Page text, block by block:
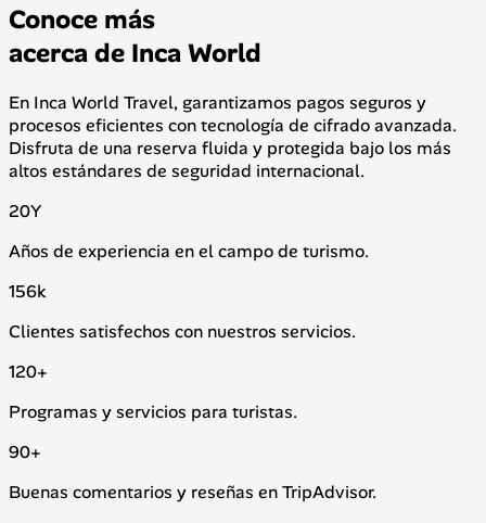
Conoce más
acerca de Inca World
En Inca World Travel, garantizamos pagos seguros y
procesos eficientes con tecnología de cifrado avanzada.
Disfruta de una reserva fluida y protegida bajo los más
altos estándares de seguridad internacional.
20Y
Años de experiencia en el campo de turismo.
156k
Clientes satisfechos con nuestros servicios.
120+
Programas y servicios para turistas.
90+
Buenas comentarios y reseñas en TripAdvisor.